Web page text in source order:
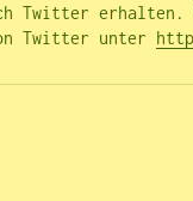
Twitter
Twitter unter